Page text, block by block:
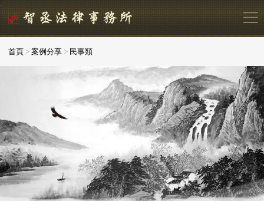
首頁 > 案例分享 > 民事類